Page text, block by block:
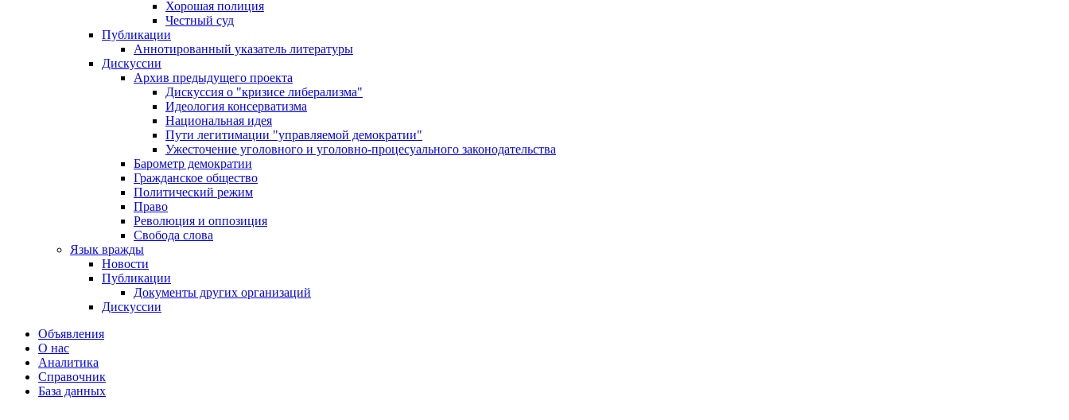
Хорошая полиция
Честный суд
Публикации
Аннотированный указатель литературы
Дискуссии
Архив предыдущего проекта
Дискуссия о "кризисе либерализма"
Идеология консерватизма
Национальная идея
Пути легитимации "управляемой демократии"
Ужесточение уголовного и уголовно-процесуального законодательства
Барометр демократии
Гражданское общество
Политический режим
Право
Революция и оппозиция
Свобода слова
Язык вражды
Новости
Публикации
Документы других организаций
Дискуссии
Объявления
О нас
Аналитика
Справочник
База данных